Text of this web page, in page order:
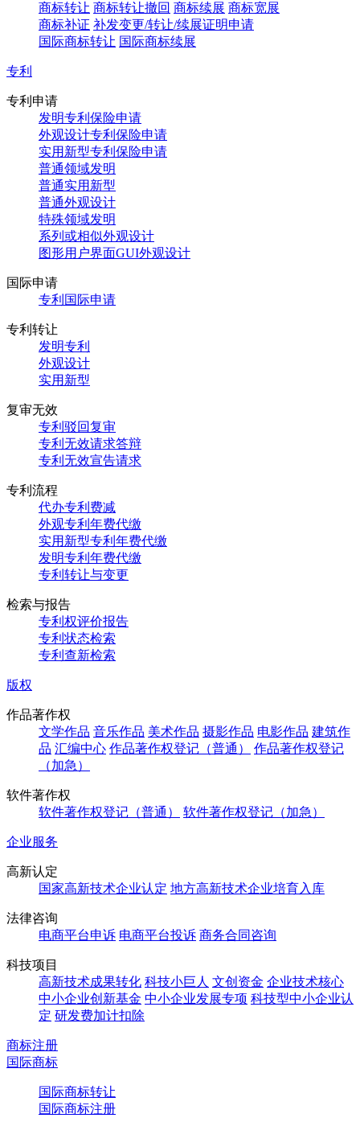
商标转让 商标转让撤回 商标续展 商标宽展
商标补证 补发变更/转让/续展证明申请
国际商标转让 国际商标续展
专利
专利申请
发明专利保险申请
外观设计专利保险申请
实用新型专利保险申请
普通领域发明
普通实用新型
普通外观设计
特殊领域发明
系列或相似外观设计
图形用户界面GUI外观设计
国际申请
专利国际申请
专利转让
发明专利
外观设计
实用新型
复审无效
专利驳回复审
专利无效请求答辩
专利无效宣告请求
专利流程
代办专利费减
外观专利年费代缴
实用新型专利年费代缴
发明专利年费代缴
专利转让与变更
检索与报告
专利权评价报告
专利状态检索
专利查新检索
版权
作品著作权
文学作品 音乐作品 美术作品 摄影作品 电影作品 建筑作
品 汇编中心 作品著作权登记（普通）
作品著作权登记
（加急）
软件著作权
软件著作权登记（普通）
软件著作权登记（加急）
企业服务
高新认定
国家高新技术企业认定 地方高新技术企业培育入库
法律咨询
电商平台申诉 电商平台投诉 商务合同咨询
科技项目
高新技术成果转化 科技小巨人 文创资金 企业技术核心
中小企业创新基金 中小企业发展专项 科技型中小企业认
定 研发费加计扣除
商标注册
国际商标
国际商标转让
国际商标注册